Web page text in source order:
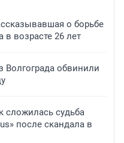
о борьбе
возрасте 26 лет
Волгограда обвинили
сложилась судьба
после скандала в